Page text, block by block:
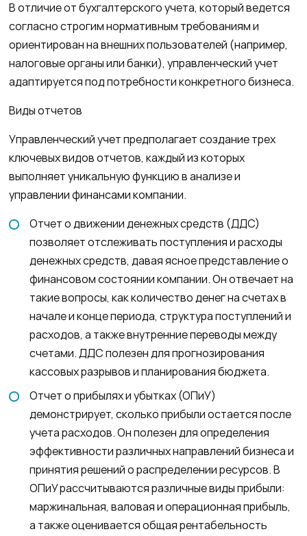
В отличие от бухгалтерского учета, который ведется
согласно строгим нормативным требованиям и
ориентирован на внешних пользователей (например,
налоговые органы или банки), управленческий учет
адаптируется под потребности конкретного бизнеса.
Виды отчетов
Управленческий учет предполагает создание трех
ключевых видов отчетов, каждый из которых
выполняет уникальную функцию в анализе и
управлении финансами компании.
Отчет о движении денежных средств (ДДС)
позволяет отслеживать поступления и расходы
денежных средств, давая ясное представление о
финансовом состоянии компании. Он отвечает на
такие вопросы, как количество денег на счетах в
начале и конце периода, структура поступлений и
расходов, а также внутренние переводы между
счетами. ДДС полезен для прогнозирования
кассовых разрывов и планирования бюджета.
Отчет о прибылях и убытках (ОПиУ)
демонстрирует, сколько прибыли остается после
учета расходов. Он полезен для определения
эффективности различных направлений бизнеса и
принятия решений о распределении ресурсов. В
ОПиУ рассчитываются различные виды прибыли:
маржинальная, валовая и операционная прибыль,
а также оценивается общая рентабельность